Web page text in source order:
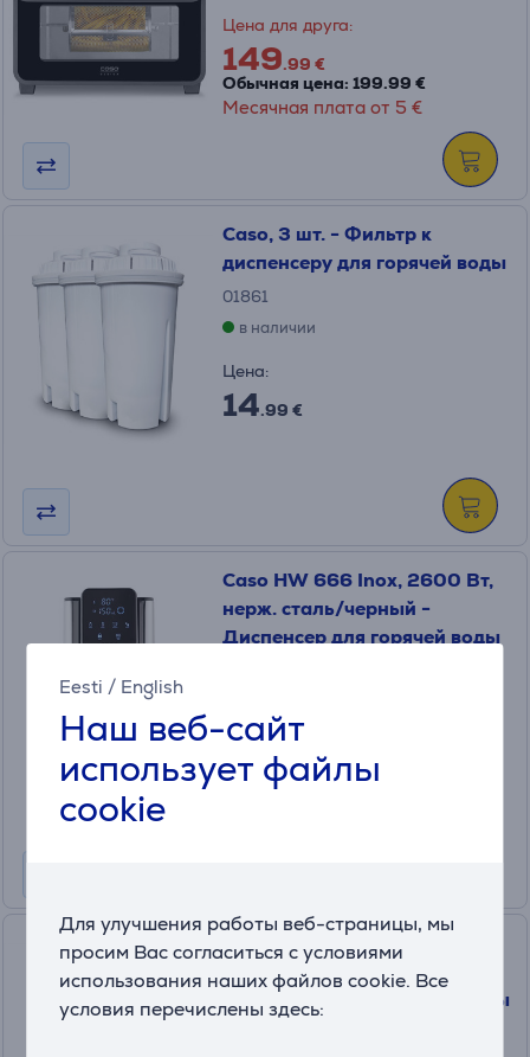
Eesti / English
Наш веб-сайт
использует файлы
cookie
Для улучшения работы веб-страницы, мы
просим Вас согласиться с условиями
использования наших файлов cookie. Все
условия перечислены здесь:
Цена для друга:
149.99 €
Обычная цена: 199.99 €
Месячная плата от 5 €
Caso, 3 шт. - Фильтр к
диспенсеру для горячей воды
01861
в наличии
Цена:
14.99 €
Caso HW 666 Inox, 2600 Вт,
нерж. сталь/черный -
Диспенсер для горячей воды
Цена:
125.99 €
Caso Design Hot 7, 2600 Вт,
черный/нерж. сталь
-Диспенсер для горячей воды
01875